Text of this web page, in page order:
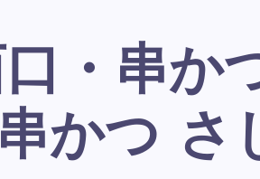
串かつ さ